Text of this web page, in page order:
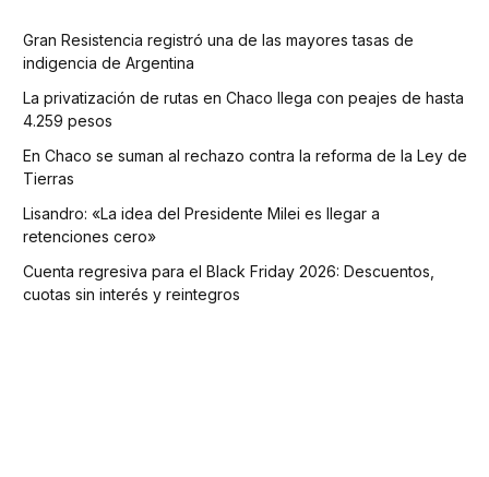
Gran Resistencia registró una de las mayores tasas de
indigencia de Argentina
La privatización de rutas en Chaco llega con peajes de hasta
4.259 pesos
En Chaco se suman al rechazo contra la reforma de la Ley de
Tierras
Lisandro: «La idea del Presidente Milei es llegar a
retenciones cero»
Cuenta regresiva para el Black Friday 2026: Descuentos,
cuotas sin interés y reintegros